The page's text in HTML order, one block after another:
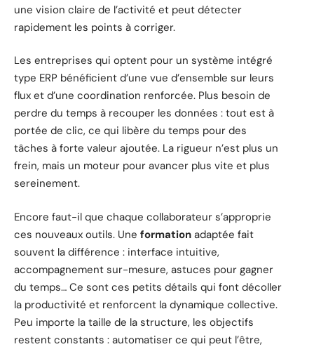
une vision claire de l’activité et peut détecter
rapidement les points à corriger.
Les entreprises qui optent pour un système intégré
type ERP bénéficient d’une vue d’ensemble sur leurs
flux et d’une coordination renforcée. Plus besoin de
perdre du temps à recouper les données : tout est à
portée de clic, ce qui libère du temps pour des
tâches à forte valeur ajoutée. La rigueur n’est plus un
frein, mais un moteur pour avancer plus vite et plus
sereinement.
Encore faut-il que chaque collaborateur s’approprie
ces nouveaux outils. Une formation adaptée fait
souvent la différence : interface intuitive,
accompagnement sur-mesure, astuces pour gagner
du temps… Ce sont ces petits détails qui font décoller
la productivité et renforcent la dynamique collective.
Peu importe la taille de la structure, les objectifs
restent constants : automatiser ce qui peut l’être,